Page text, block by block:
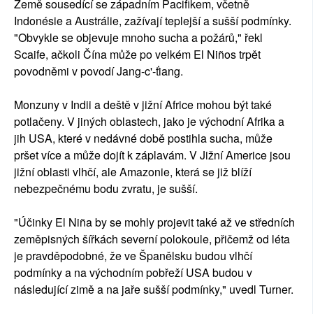
Země sousedící se západním Pacifikem, včetně
Indonésie a Austrálie, zažívají teplejší a sušší podmínky.
"Obvykle se objevuje mnoho sucha a požárů," řekl
Scaife, ačkoli Čína může po velkém El Niños trpět
povodněmi v povodí Jang-c'-ťiang.
Monzuny v Indii a deště v jižní Africe mohou být také
potlačeny. V jiných oblastech, jako je východní Afrika a
jih USA, které v nedávné době postihla sucha, může
pršet více a může dojít k záplavám. V Jižní Americe jsou
jižní oblasti vlhčí, ale Amazonie, která se již blíží
nebezpečnému bodu zvratu, je sušší.
"Účinky El Niña by se mohly projevit také až ve středních
zeměpisných šířkách severní polokoule, přičemž od léta
je pravděpodobné, že ve Španělsku budou vlhčí
podmínky a na východním pobřeží USA budou v
následující zimě a na jaře sušší podmínky," uvedl Turner.